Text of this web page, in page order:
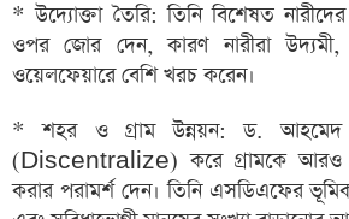
* উদ্যোক্তা তৈরি: তিনি বিশেষত
ওপর জোর দেন, কারণ নারীরা উদ্যমী,
ওয়েলফেয়ারে বেশি খরচ করেন।
* শহর ও গ্রাম উন্নয়ন: ড. আহমেদ
(Discentralize) করে গ্রামকে আরও
করার পরামর্শ দেন। তিনি এসডিএফের